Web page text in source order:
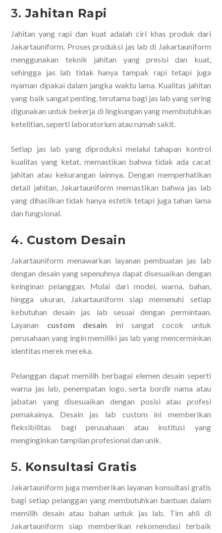
3.Jahitan Rapi
Jahitan yang rapi dan kuat adalah ciri khas produk dari
Jakartauniform. Proses produksi jas lab di Jakartauniform
menggunakan teknik jahitan yang presisi dan kuat,
sehingga jas lab tidak hanya tampak rapi tetapi juga
nyaman dipakai dalam jangka waktu lama. Kualitas jahitan
yang baik sangat penting, terutama bagi jas lab yang sering
digunakan untuk bekerja di lingkungan yang membutuhkan
ketelitian, seperti laboratorium atau rumah sakit.
Setiap jas lab yang diproduksi melalui tahapan kontrol
kualitas yang ketat, memastikan bahwa tidak ada cacat
jahitan atau kekurangan lainnya. Dengan memperhatikan
detail jahitan, Jakartauniform memastikan bahwa jas lab
yang dihasilkan tidak hanya estetik tetapi juga tahan lama
dan fungsional.
4. Custom Desain
Jakartauniform menawarkan layanan pembuatan jas lab
dengan desain yang sepenuhnya dapat disesuaikan dengan
keinginan pelanggan. Mulai dari model, warna, bahan,
hingga ukuran, Jakartauniform siap memenuhi setiap
kebutuhan desain jas lab sesuai dengan permintaan.
Layanan custom desain ini sangat cocok untuk
perusahaan yang ingin memiliki jas lab yang mencerminkan
identitas merek mereka.
Pelanggan dapat memilih berbagai elemen desain seperti
warna jas lab, penempatan logo, serta bordir nama atau
jabatan yang disesuaikan dengan posisi atau profesi
pemakainya. Desain jas lab custom ini memberikan
fleksibilitas bagi perusahaan atau institusi yang
menginginkan tampilan profesional dan unik.
5. Konsultasi Gratis
Jakartauniform juga memberikan layanan konsultasi gratis
bagi setiap pelanggan yang membutuhkan bantuan dalam
memilih desain atau bahan untuk jas lab. Tim ahli di
Jakartauniform siap memberikan rekomendasi terbaik